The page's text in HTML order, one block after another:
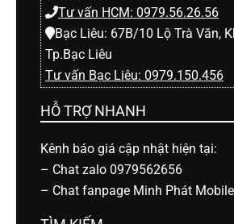
Tư vấn HCM: 0979.56.26.56
Bạc Liêu: 67B/10 Lộ Trà Văn,
Tp.Bạc Liêu
Tư vấn Bạc Liêu: 0979.150.456
HỖ TRỢ NHANH
Kênh báo giá cập nhật hiện tại:
– Chat zalo 0979562656
– Chat fanpage Minh Phát Mobile